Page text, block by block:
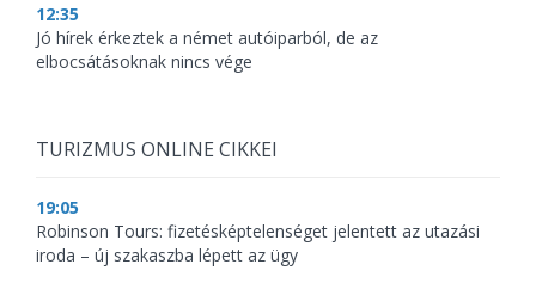
12:35
Jó hírek érkeztek a német autóiparból, de az
elbocsátásoknak nincs vége
TURIZMUS ONLINE CIKKEI
19:05
Robinson Tours: fizetésképtelenséget jelentett az utazási
iroda – új szakaszba lépett az ügy